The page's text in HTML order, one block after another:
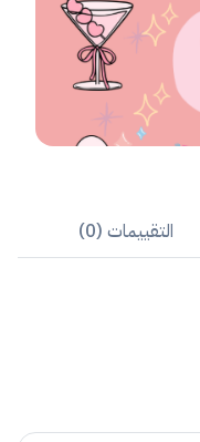
التقييمات (0)